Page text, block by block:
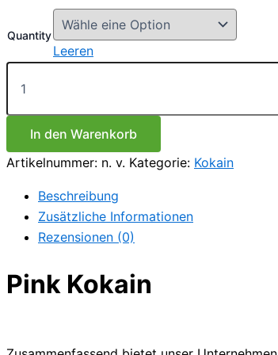
bis
€2,300.00
Quantity
Leeren
Pink
Kokain
In den Warenkorb
Artikelnummer: n. v. Kategorie: Kokain
Beschreibung
Zusätzliche Informationen
Rezensionen (0)
Pink Kokain